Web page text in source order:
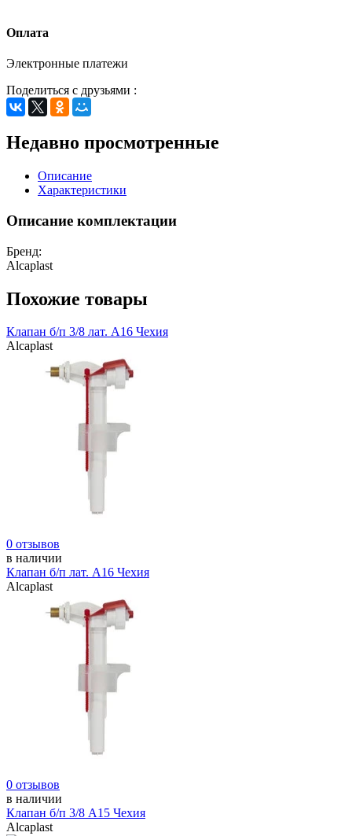
Оплата
Электронные платежи
Поделиться с друзьями :
Недавно просмотренные
Описание
Характеристики
Описание комплектации
Бренд:
Alcaplast
Похожие товары
Клапан б/п 3/8 лат. А16 Чехия
Alcaplast
0 отзывов
в наличии
Клапан б/п лат. А16 Чехия
Alcaplast
0 отзывов
в наличии
Клапан б/п 3/8 А15 Чехия
Alcaplast